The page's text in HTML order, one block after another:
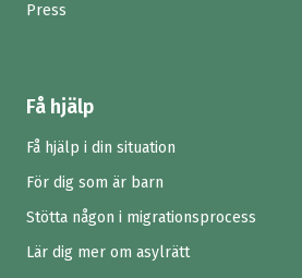
Press
Få hjälp
Få hjälp i din situation
För dig som är barn
Stötta någon i migrationsprocess
Lär dig mer om asylrätt